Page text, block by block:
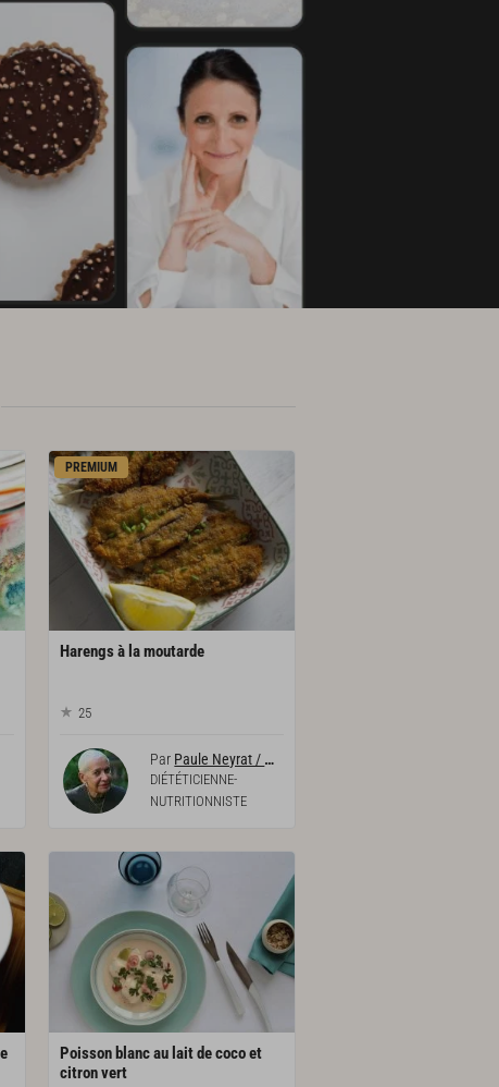
PREMIUM
Harengsà lamoutarde
25
Par Paule Neyrat / Diététicienne-nutritionniste
DIÉTÉTICIENNE-
NUTRITIONNISTE
Poisson blanc au lait de coco et
citron vert